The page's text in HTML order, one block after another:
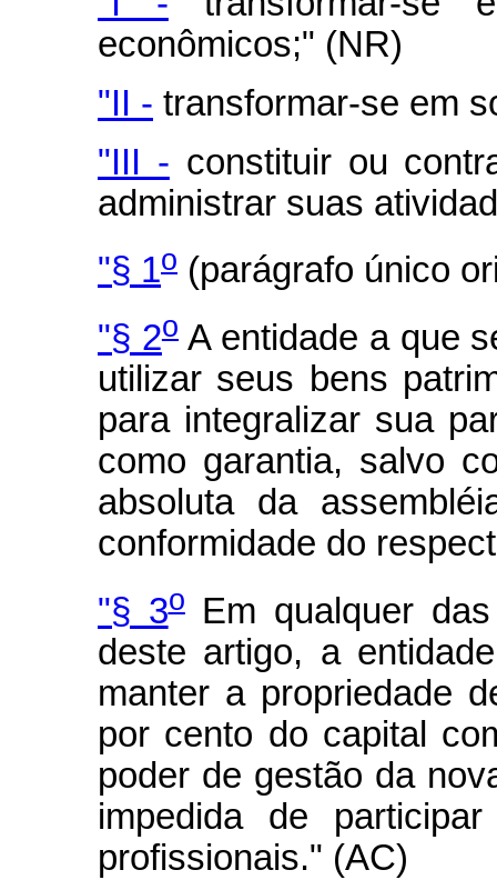
econômicos;" (NR)
"II - transformar-se em
"III - constituir ou
administrar suas
"§ 1o (parágrafo único
"§ 2oA entidade a que
utilizar seus bens
para integralizar sua
como garantia, salvo
absoluta da
conformidade do
"§ 3oEm qualquer
deste artigo, a
manter a propriedade
por cento do capital
poder de gestão da
impedida de
profissionais." (AC)